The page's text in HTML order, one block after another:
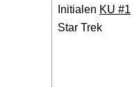
Initialen KU #1
Star Trek